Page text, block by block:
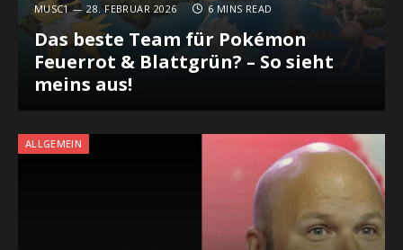
MUSC1 28. FEBRUAR 2026 6 MINS READ
Das beste Team für Pokémon
Feuerrot & Blattgrün? – So sieht
meins aus!
ALLGEMEIN